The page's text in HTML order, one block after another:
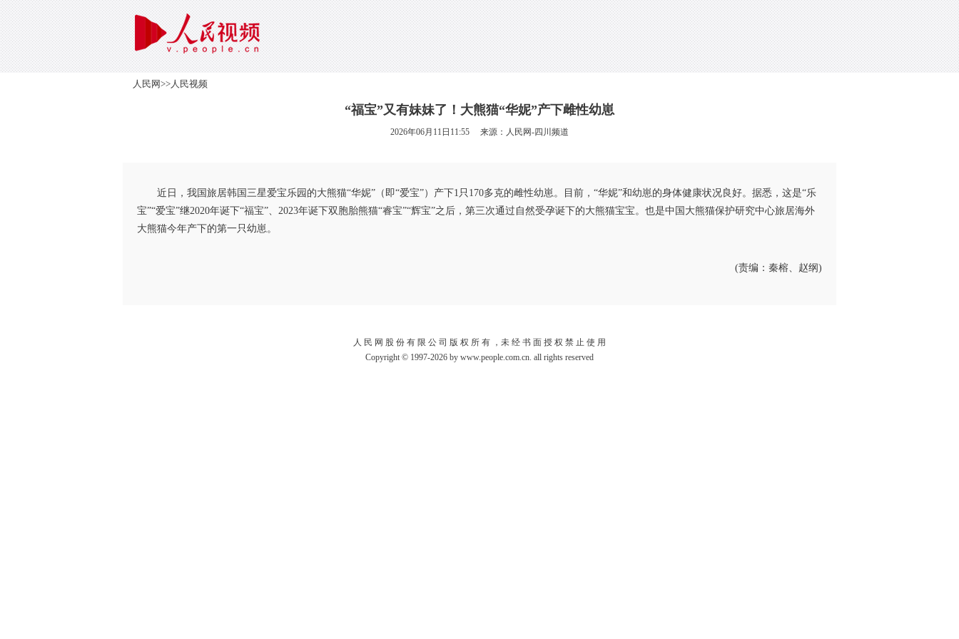
人民网>>人民视频
“福宝”又有妹妹了！大熊猫“华妮”产下雌性幼崽
2026年06月11日11:55 来源： 人民网-四川频道
近日，我国旅居韩国三星爱宝乐园的大熊猫“华妮”（即“爱宝”）产下1只170多克的雌性幼崽。目前，“华妮”和幼崽的身体健康状况良好。据悉，这是“乐
宝”“爱宝”继2020年诞下“福宝”、2023年诞下双胞胎熊猫“睿宝”“辉宝”之后，第三次通过自然受孕诞下的大熊猫宝宝。也是中国大熊猫保护研究中心旅居海外
大熊猫今年产下的第一只幼崽。
(责编：秦榕、赵纲)
人 民 网 股 份 有 限 公 司 版 权 所 有 ，未 经 书 面 授 权 禁 止 使 用
Copyright © 1997-2026 by www.people.com.cn. all rights reserved